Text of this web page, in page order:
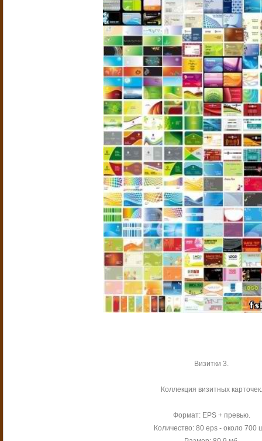
Визитки 3.
Коллекция визитных карточек.
Формат: EPS + превью.
Количество: 80 eps - около 700